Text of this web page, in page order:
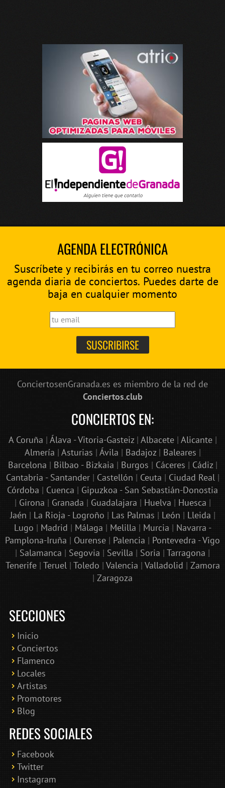
AGENDA ELECTRÓNICA
Suscríbete y recibirás en tu correo nuestra
agenda diaria de conciertos. Puedes darte de
baja en cualquier momento
ConciertosenGranada.es es miembro de la red de
Conciertos.club
CONCIERTOS EN:
A Coruña | Álava - Vitoria-Gasteiz| Albacete| Alicante|
Almería | Asturias | Ávila | Badajoz| Baleares |
Barcelona | Bilbao - Bizkaia | Burgos | Cáceres | Cádiz|
Cantabria - Santander| Castellón | Ceuta | Ciudad Real|
Córdoba | Cuenca | Gipuzkoa - San Sebastián-Donostia
| Girona | Granada | Guadalajara | Huelva | Huesca |
Jaén | La Rioja - Logroño | Las Palmas | León | Lleida |
Lugo | Madrid | Málaga | Melilla | Murcia | Navarra -
Pamplona-Iruña | Ourense | Palencia | Pontevedra - Vigo
| Salamanca | Segovia | Sevilla | Soria | Tarragona |
Tenerife| Teruel| Toledo | Valencia | Valladolid | Zamora
| Zaragoza
SECCIONES
Inicio
Conciertos
Flamenco
Locales
Artistas
Promotores
Blog
REDES SOCIALES
Facebook
Twitter
Instagram